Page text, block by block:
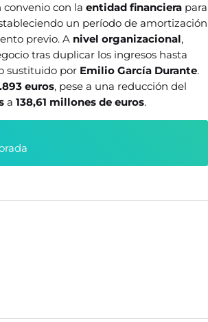
convenio con laentidad financiera para
un período de amortización
previo. A nivel organizacional,
tras duplicar los ingresos hasta
sustituido por Emilio García Durante.
euros, pese a una reducción del
a138,61 millones de euros.